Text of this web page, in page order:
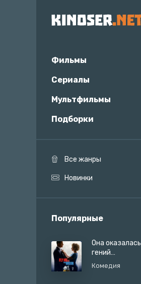
Фильмы
Сериалы
Мультфильмы
Подборки
Все жанры
Новинки
Популярные
Она оказалась
гений
маркетинга
Комедия